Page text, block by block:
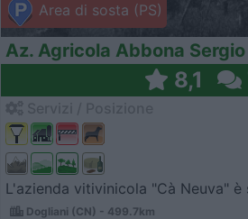
Area di sosta (PS)
Az. Agricola Abbona
8,1
L'azienda vitivinicola "Cà Neuva" è
Dogliani (CN) - 499.7km